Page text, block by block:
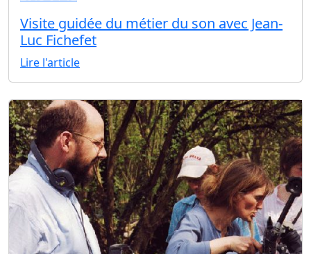
Visite guidée du métier du son avec Jean-
Luc Fichefet
Lire l'article